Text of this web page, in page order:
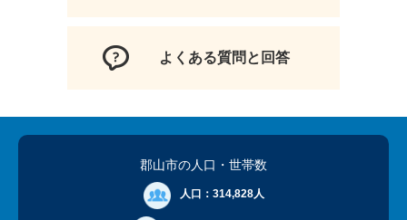
よくある質問と回答
郡山市の人口 ・世帯数
人口： 314,828人